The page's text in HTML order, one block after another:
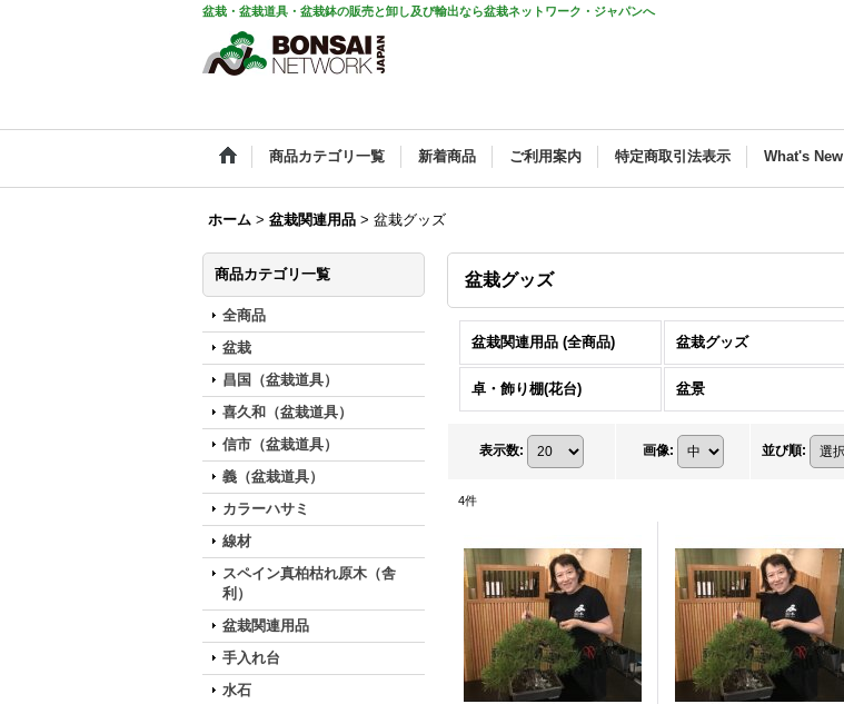
盆栽・盆栽道具・盆栽鉢の販売と卸し及び輸出なら盆栽ネットワーク・ジャパンへ
商品カテゴリ一覧 新着商品 ご利用案内 特定商取引法表示 What's New
ホーム > 盆栽関連用品 > 盆栽グッズ
商品カテゴリ一覧
全商品
盆栽
昌国（盆栽道具）
喜久和（盆栽道具）
信市（盆栽道具）
義（盆栽道具）
カラーハサミ
線材
スペイン真柏枯れ原木（舎
利）
盆栽関連用品
手入れ台
水石
盆栽グッズ
盆栽関連用品 (全商品) 盆栽グッズ
卓・飾り棚(花台) 盆景
表示数: 画像: 並び順:
4件